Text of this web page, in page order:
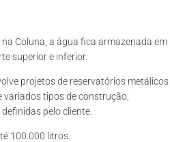
Coluna, a água fica armazenada em
superior e inferior.
projetos de reservatórios metálicos
tipos de construção,
pelo cliente.
100.000 litros.